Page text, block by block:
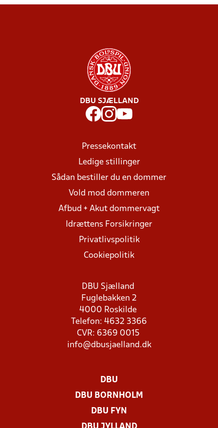
DBU SJÆLLAND
Pressekontakt
Ledige stillinger
Sådan bestiller du en dommer
Vold mod dommeren
Afbud + Akut dommervagt
Idrættens Forsikringer
Privatlivspolitik
Cookiepolitik
DBU Sjælland
Fuglebakken 2
4000 Roskilde
Telefon: 4632 3366
CVR: 6369 0015
info@dbusjaelland.dk
DBU
DBU BORNHOLM
DBU FYN